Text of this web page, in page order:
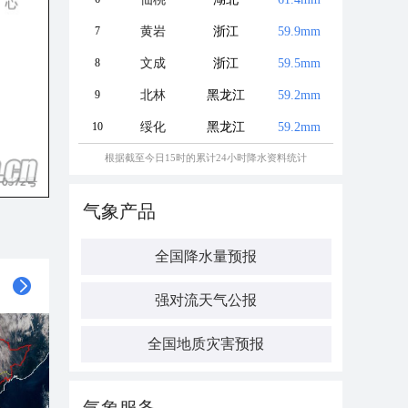
7 黄岩 浙江 59.9mm
8 文成 浙江 59.5mm
9 北林 黑龙江 59.2mm
10 绥化 黑龙江 59.2mm
根据截至今日15时的累计24小时降水资料统计
气象产品
全国降水量预报
强对流天气公报
全国地质灾害预报